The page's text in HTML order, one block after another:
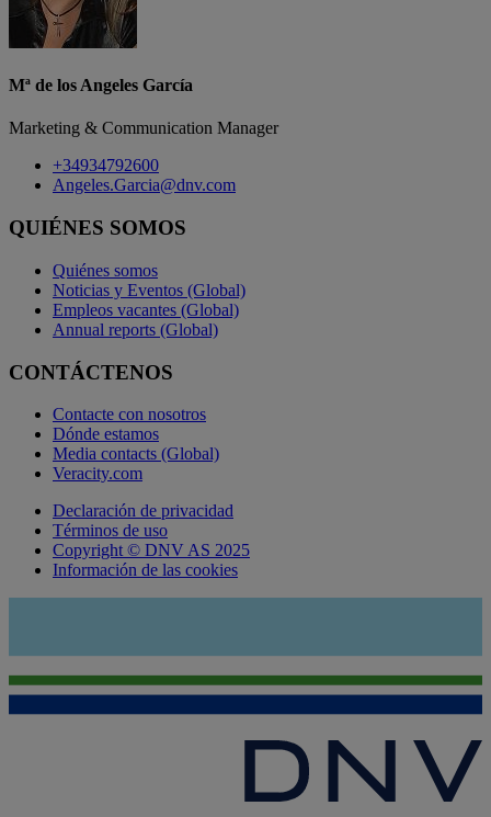
Mª de los Angeles García
Marketing & Communication Manager
+34934792600
Angeles.Garcia@dnv.com
QUIÉNES SOMOS
Quiénes somos
Noticias y Eventos (Global)
Empleos vacantes (Global)
Annual reports (Global)
CONTÁCTENOS
Contacte con nosotros
Dónde estamos
Media contacts (Global)
Veracity.com
Declaración de privacidad
Términos de uso
Copyright © DNV AS 2025
Información de las cookies